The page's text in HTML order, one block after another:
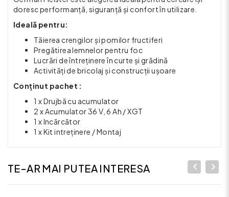
doresc performanță, siguranță și confort în utilizare.
Ideală pentru:
Tăierea crengilor și pomilor fructiferi
Pregătirea lemnelor pentru foc
Lucrări de întreținere în curte și grădină
Activități de bricolaj și construcții ușoare
Conținut pachet :
1 x Drujbă cu acumulator
2 x Acumulator 36 V, 6 Ah / XGT
1 x Incărcător
1 x Kit intreținere / Montaj
TE-AR MAI PUTEA INTERESA